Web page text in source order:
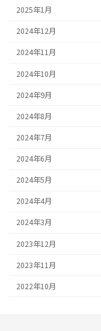
2025年1月
2024年12月
2024年11月
2024年10月
2024年9月
2024年8月
2024年7月
2024年6月
2024年5月
2024年4月
2024年3月
2023年12月
2023年11月
2022年10月